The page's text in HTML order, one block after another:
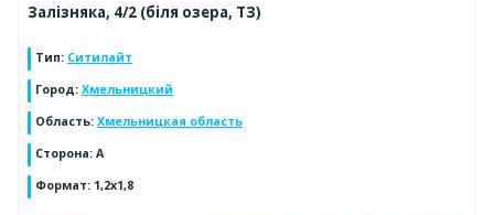
Залізняка, 4/2 (біля озера, ТЗ)
Тип: Ситилайт
Город: Хмельницкий
Область: Хмельницкая область
Сторона: А
Формат: 1,2х1,8